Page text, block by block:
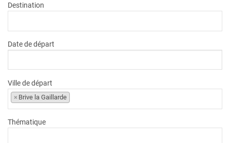
Destination
Date de départ
Ville de départ
× Brive la Gaillarde
Thématique